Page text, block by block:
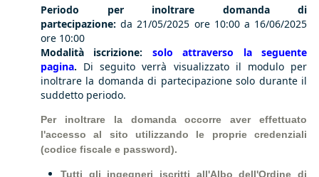
Periodo per inoltrare domanda di
partecipazione: da 21/05/2025 ore 10:00 a 16/06/2025
ore 10:00
Modalità iscrizione:
solo attraverso la seguente
pagina. Di seguito verrà visualizzato il modulo per
inoltrare la domanda di partecipazione solo durante il
suddetto periodo.
Per inoltrare la domanda occorre aver effettuato
l'accesso al sito utilizzando le proprie credenziali
(codice fiscale e password).
Tutti gli ingegneri iscritti all'Albo dell'Ordine di